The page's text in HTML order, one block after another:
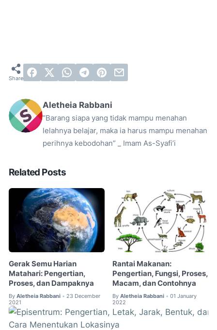
Aletheia Rabbani
“Barang siapa yang tidak mampu menahan
lelahnya belajar, maka ia harus mampu menahan
perihnya kebodohan” _ Imam As-Syafi’i
Related Posts
Gerak Semu Harian
Matahari: Pengertian,
Proses, dan Dampaknya
By Aletheia Rabbani • 23 December
2021
Rantai Makanan:
Pengertian, Fungsi, Proses,
Macam, dan Contohnya
By Aletheia Rabbani • 01 January
2022